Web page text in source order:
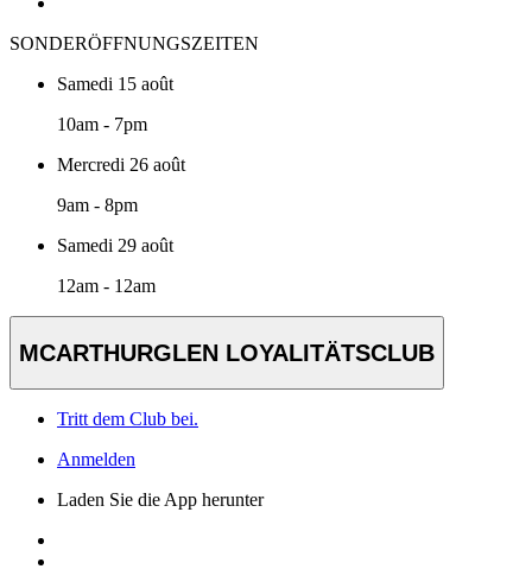
SONDERÖFFNUNGSZEITEN
Samedi 15 août
10am - 7pm
Mercredi 26 août
9am - 8pm
Samedi 29 août
12am - 12am
MCARTHURGLEN LOYALITÄTSCLUB
Tritt dem Club bei.
Anmelden
Laden Sie die App herunter